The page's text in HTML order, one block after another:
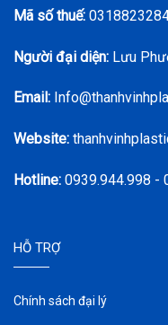
Mã số thuế:
Người đại diện: Lưu
Email:
Website:
Hotline: 0939.944.998 -
HỖ TRỢ
Chính sách đại lý